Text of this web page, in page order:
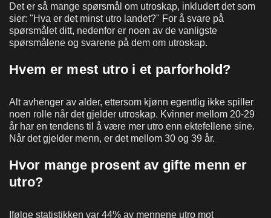
Det er så mange spørsmål om utroskap, inkludert det som
sier: "Hva er det minst utro landet?" For å svare på
spørsmålet ditt, nedenfor er noen av de vanligste
spørsmålene og svarene på dem om utroskap.
Hvem er mest utro i et parforhold?
Alt avhenger av alder, ettersom kjønn egentlig ikke spiller
noen rolle når det gjelder utroskap. Kvinner mellom 20-29
år har en tendens til å være mer utro enn ektefellene sine.
Når det gjelder menn, er det mellom 30 og 39 år.
Hvor mange prosent av gifte menn er
utro?
Ifølge statistikken var 44% av mennene utro mot